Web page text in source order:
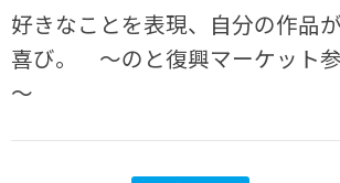
好きなことを表現、自分の作品
喜び。 ～のと復興マーケット
～